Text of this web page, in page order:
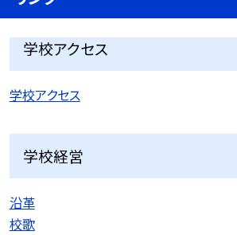
学校アクセス
学校アクセス
学校経営
沿革
校歌